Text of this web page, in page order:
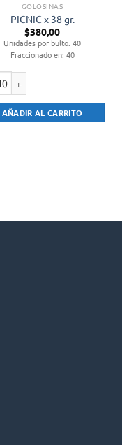
GOLOSINAS
PICNIC x 38 gr.
$380,00
Unidades por bulto: 40
Fraccionado en: 40
AÑADIR AL CARRITO